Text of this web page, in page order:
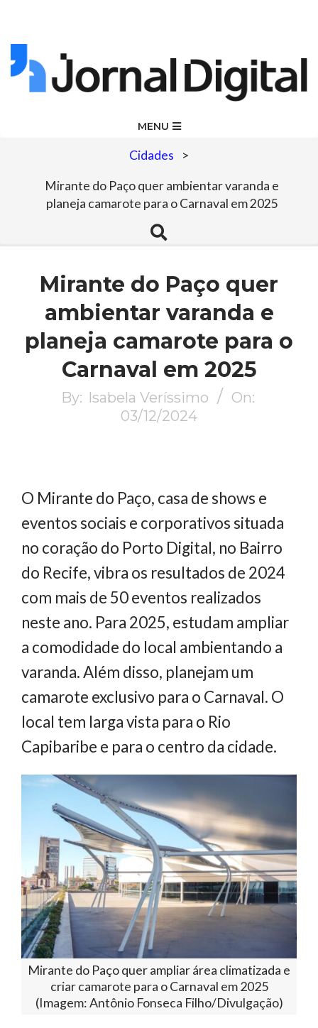
Skip
to
Jornal
Digital
MENU
Cidades >
Mirante do Paço quer ambientar varanda e
planeja camarote para o Carnaval em 2025
Search
Mirante do Paço quer
ambientar varanda e
planeja camarote para o
Carnaval em 2025
By: Isabela Veríssimo
On:
03/12/2024
O Mirante do Paço, casa de shows e
eventos sociais e corporativos situada
no coração do Porto Digital, no Bairro
do Recife, vibra os resultados de 2024
com mais de 50 eventos realizados
neste ano. Para 2025, estudam ampliar
a comodidade do local ambientando a
varanda. Além disso, planejam um
camarote exclusivo para o Carnaval. O
local tem larga vista para o Rio
Capibaribe e para o centro da cidade.
Mirante do Paço quer ampliar área climatizada e
criar camarote para o Carnaval em 2025
(Imagem: Antônio Fonseca Filho/Divulgação)